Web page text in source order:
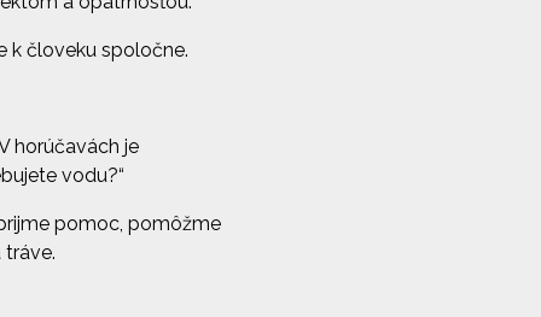
k človeku spoločne.
horúčavách je
vodu?“
pomoc, pomôžme
tráve.